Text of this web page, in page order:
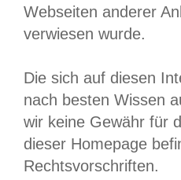
Webseiten anderer
verwiesen wurde.
Die sich auf diesen
nach besten Wissen
wir keine Gewähr für
dieser Homepage
Rechtsvorschriften.